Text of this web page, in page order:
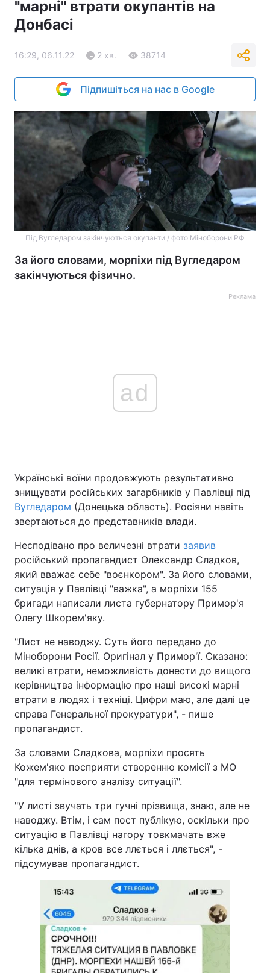
"марні" втрати окупантів на
Донбасі
16:29, 06.11.22 2 хв. 38714
Підпишіться на нас в Google
Під Вугледаром закінчуються окупанти / фото Міноборони РФ
За його словами, морпіхи під Вугледаром
закінчуються фізично.
Реклама
ad
Українські воїни продовжують результативно
знищувати російських загарбників у Павлівці під
Вугледаром (Донецька область). Росіяни навіть
звертаються до представників влади.
Несподівано про величезні втрати заявив
російський пропагандист Олександр Сладков,
який вважає себе "воєнкором". За його словами,
ситуація у Павлівці "важка", а морпіхи 155
бригади написали листа губернатору Примор'я
Олегу Шкорем'яку.
"Лист не наводжу. Суть його передано до
Міноборони Росії. Оригінал у Примор'ї. Сказано:
великі втрати, неможливість донести до вищого
керівництва інформацію про наші високі марні
втрати в людях і техніці. Цифри маю, але далі це
справа Генеральної прокуратури", - пише
пропагандист.
За словами Сладкова, морпіхи просять
Кожем'яко посприяти створенню комісії з МО
"для термінового аналізу ситуації".
"У листі звучать три гучні прізвища, знаю, але не
наводжу. Втім, і сам пост публікую, оскільки про
ситуацію в Павлівці нагору товкмачать вже
кілька днів, а кров все ллється і ллється", -
підсумував пропагандист.